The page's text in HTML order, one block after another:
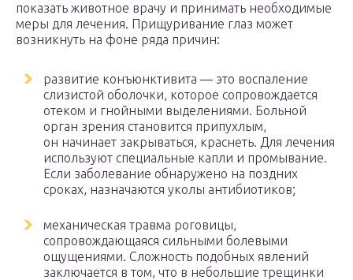
показать животное врачу и принимать необходимые
меры для лечения. Прищуривание глаз может
возникнуть на фоне ряда причин:
развитие конъюнктивита — это воспаление
слизистой оболочки, которое сопровождается
отеком и гнойными выделениями. Больной
орган зрения становится припухлым,
он начинает закрываться, краснеть. Для лечения
используют специальные капли и промывание.
Если заболевание обнаружено на поздних
сроках, назначаются уколы антибиотиков;
механическая травма роговицы,
сопровождающаяся сильными болевыми
ощущениями. Сложность подобных явлений
заключается в том, что в небольшие трещинки